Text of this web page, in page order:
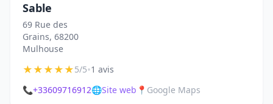
Sable
69 Rue des
Grains, 68200
Mulhouse
★★★★★5/5•1 avis
📞+33609716912🌐Site web 📍 Google Maps